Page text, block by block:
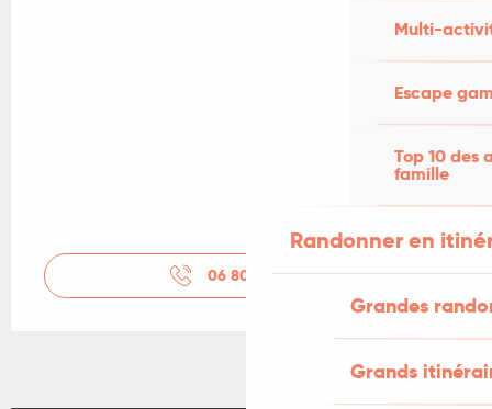
Multi-
Escape
Top 10 des
famille
Randonner en
Grandes
Grands
06 80 03 69▒▒